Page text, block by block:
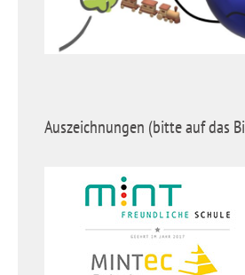
Auszeichnungen (bitte auf das